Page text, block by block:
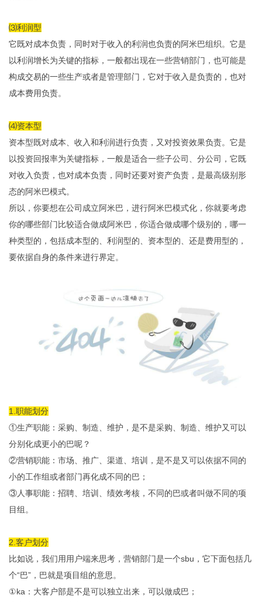
⑶利润型
它既对成本负责，同时对于收入的利润也负责的阿米巴组织。它是
以利润增长为关键的指标，一般都出现在一些营销部门，也可能是
构成交易的一些生产或者是管理部门，它对于收入是负责的，也对
成本费用负责。
⑷资本型
资本型既对成本、收入和利润进行负责，又对投资效果负责。它是
以投资回报率为关键指标，一般是适合一些子公司、分公司，它既
对收入负责，也对成本负责，同时还要对资产负责，是最高级别形
态的阿米巴模式。
所以，你要想在公司成立阿米巴，进行阿米巴模式化，你就要考虑
你的哪些部门比较适合做成阿米巴，你适合做成哪个级别的，哪一
种类型的，包括成本型的、利润型的、资本型的、还是费用型的，
要依据自身的条件来进行界定。
1.职能划分
①生产职能：采购、制造、维护，是不是采购、制造、维护又可以
分别化成更小的巴呢？
②营销职能：市场、推广、渠道、培训，是不是又可以依据不同的
小的工作组或者部门再化成不同的巴；
③人事职能：招聘、培训、绩效考核，不同的巴或者叫做不同的项
目组。
2.客户划分
比如说，我们用用户端来思考，营销部门是一个sbu，它下面包括几
个“巴”，巴就是项目组的意思。
①ka：大客户部是不是可以独立出来，可以做成巴；